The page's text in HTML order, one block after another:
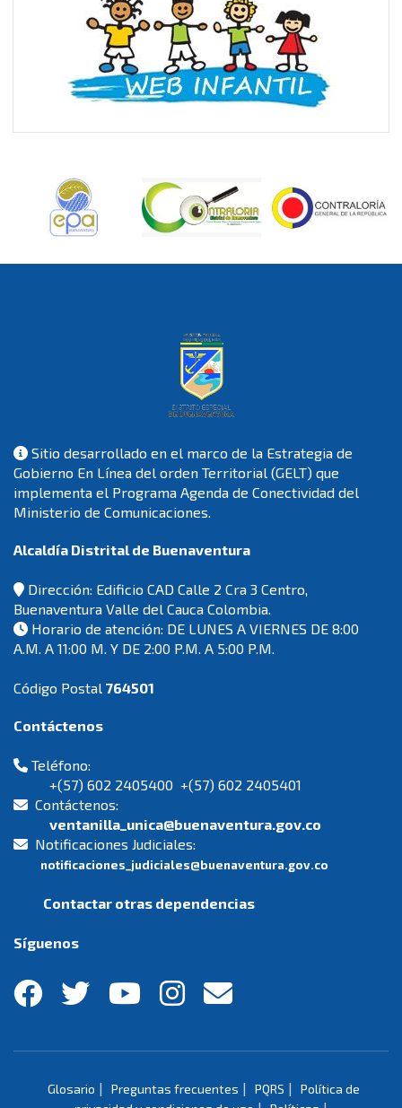
Sitio desarrollado en el marco de la Estrategia de
Gobierno En Línea del orden Territorial (GELT) que
implementa el Programa Agenda de Conectividad del
Ministerio de Comunicaciones.
Alcaldía Distrital de Buenaventura
Dirección: Edificio CAD Calle 2 Cra 3 Centro,
Buenaventura Valle del Cauca Colombia.
Horario de atención: DE LUNES A VIERNES DE 8:00
A.M. A 11:00 M. Y DE 2:00 P.M. A 5:00 P.M.
Código Postal 764501
Contáctenos
Teléfono:
+(57) 602 2405400 +(57) 602 2405401
Contáctenos:
ventanilla_unica@buenaventura.gov.co
Notificaciones Judiciales:
notificaciones_judiciales@buenaventura.gov.co
Contactar otras dependencias
Síguenos
Glosario | Preguntas frecuentes | PQRS |
Política de